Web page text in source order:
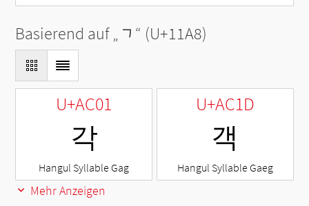
Basierend auf „ ᆨ “ (U+11A8)
U+AC01
각
Hangul Syllable Gag
U+AC1D
객
Hangul Syllable Gaeg
Mehr Anzeigen